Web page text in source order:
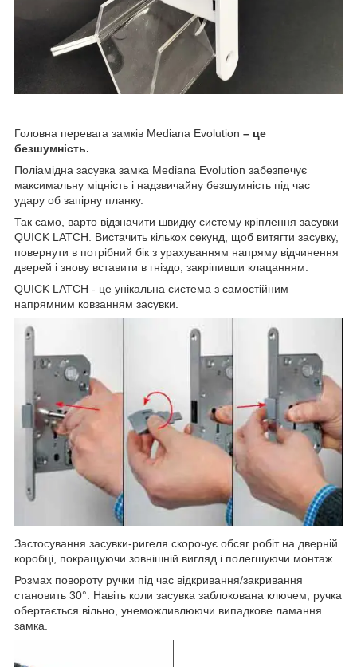
Головна перевага замків Mediana Evolution – це
безшумність.
Поліамідна засувка замка Mediana Evolution забезпечує
максимальну міцність і надзвичайну безшумність під час
удару об запірну планку.
Так само, варто відзначити швидку систему кріплення засувки
QUICK LATCH. Вистачить кількох секунд, щоб витягти засувку,
повернути в потрібний бік з урахуванням напряму відчинення
дверей і знову вставити в гніздо, закріпивши клацанням.
QUICK LATCH - це унікальна система з самостійним
напрямним ковзанням засувки.
Застосування засувки-ригеля скорочує обсяг робіт на дверній
коробці, покращуючи зовнішній вигляд і полегшуючи монтаж.
Розмах повороту ручки під час відкривання/закривання
становить 30°. Навіть коли засувка заблокована ключем, ручка
обертається вільно, унеможливлюючи випадкове ламання
замка.